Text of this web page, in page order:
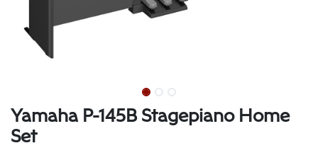
Yamaha P-145B Stagepiano Home
Set